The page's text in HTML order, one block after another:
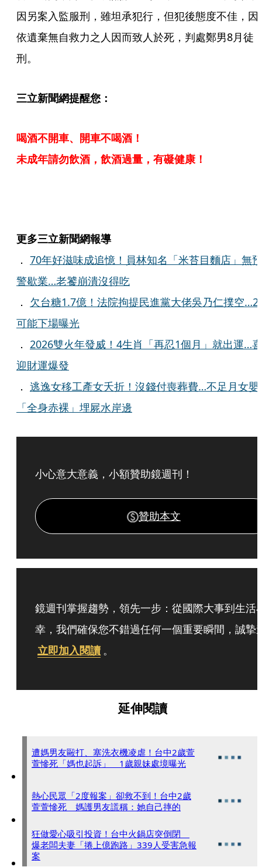
因另案入監服刑，雖坦承犯行，但犯後態度不佳，因
依遺棄無自救力之人因而致人於死，判處鄭男8月徒
刑。
三立新聞網提醒您：
喝酒不開車、開車不喝酒！
未成年請勿飲酒，飲酒過量，有礙健康！
更多三立新聞網報導
． 70年好滋味成追憶！員林知名「米苔目麵店」無預
警歇業…老饕崩潰沒得吃
． 欠台糖1.7億！法院拘提民進黨大佬吳乃仁撲空…2
可能下場曝光
． 2026雙火年發威！4生肖「再忍1個月」就出運…喜
迎財運爆發
． 逃逸女移工產女夭折！沒錢付喪葬費…不足月女嬰
「全身赤裸」埋屍水岸邊
小心意大意義，小額贊助鏡週刊！
贊助本文
鏡週刊掌握趨勢，領先一步：從國際大事到生活
幸，我們確保您不錯過任何一個重要瞬間，誠摯
立即加入閱讀 。
延伸閱讀
遭媽男友毆打、塞洗衣機凌虐！台中2歲萱
萱慘死「媽也起訴」 1歲親妹處境曝光
熱心民眾「2度報案」卻救不到！台中2歲
萱萱慘死 媽護男友謊稱：她自己摔的
狂做愛心吸引投資！台中火鍋店突倒閉
爆老闆夫妻「捲上億跑路」339人受害急報
案